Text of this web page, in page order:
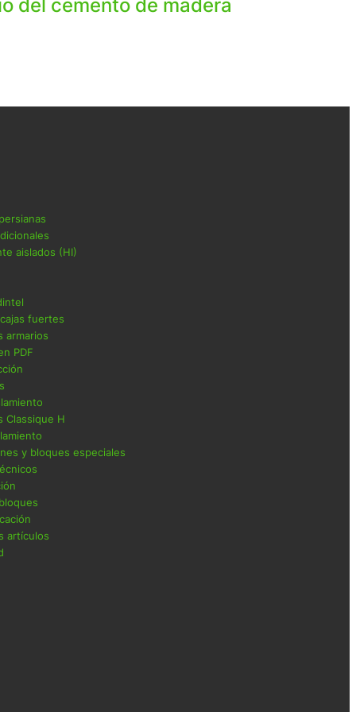
del cemento de madera
aislados (HI)
fuertes
armarios
PDF
Classique H
y bloques especiales
artículos